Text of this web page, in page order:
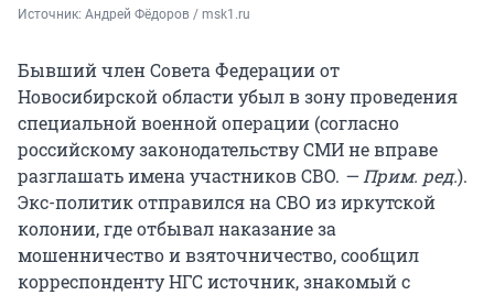
Источник: Андрей Фёдоров / msk1.ru
Бывший член Совета Федерации от
Новосибирской области убыл в зону проведения
специальной военной операции (согласно
российскому законодательству СМИ не вправе
разглашать имена участников СВО. — Прим. ред.).
Экс-политик отправился на СВО из иркутской
колонии, где отбывал наказание за
мошенничество и взяточничество, сообщил
корреспонденту НГС источник, знакомый с